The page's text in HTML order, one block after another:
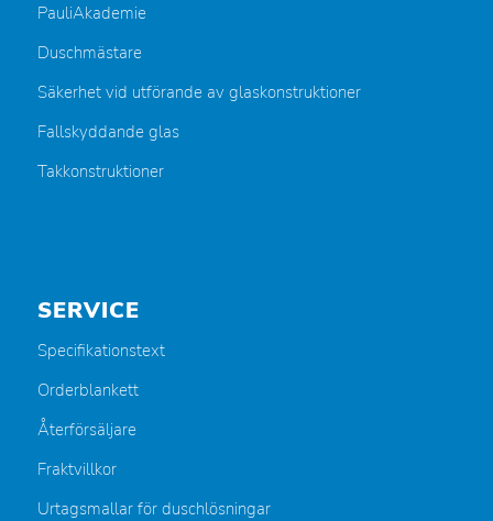
PauliAkademie
Duschmästare
Säkerhet vid utförande av glaskonstruktioner
Fallskyddande glas
Takkonstruktioner
SERVICE
Specifikationstext
Orderblankett
Återförsäljare
Fraktvillkor
Urtagsmallar för duschlösningar